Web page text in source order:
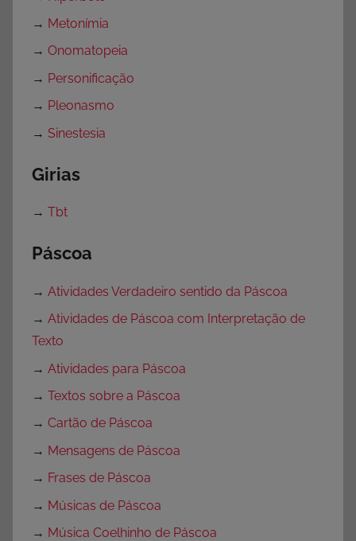
→ Metonímia
→ Onomatopeia
→ Personificação
→ Pleonasmo
→ Sinestesia
Girias
→ Tbt
Páscoa
→ Atividades Verdadeiro sentido da Páscoa
→ Atividades de Páscoa com Interpretação de
Texto
→ Atividades para Páscoa
→ Textos sobre a Páscoa
→ Cartão de Páscoa
→ Mensagens de Páscoa
→ Frases de Páscoa
→ Músicas de Páscoa
→ Música Coelhinho de Páscoa